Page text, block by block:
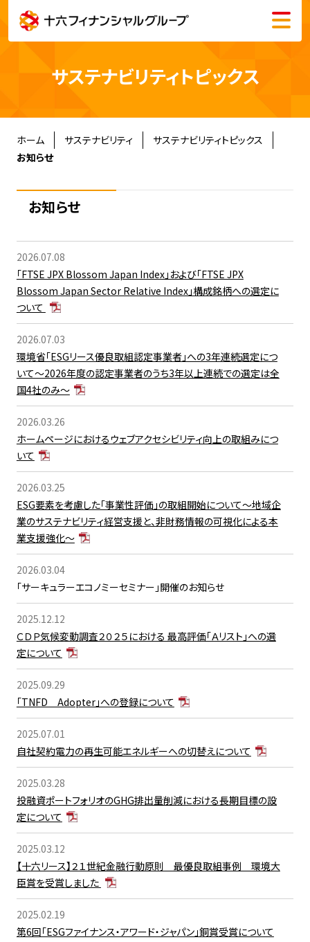
メニュー
会社情報
株主・投資家情報
サステナビリティ
サステナビリティトピックス
ホーム サステナビリティ
サステナビリティトピックス
お知らせ
お知らせ
2026.07.08
「FTSE JPX Blossom Japan Index」および「FTSE JPX
Blossom Japan Sector Relative Index」構成銘柄への選定に
ついて
2026.07.03
環境省「ESGリース優良取組認定事業者」への3年連続選定につ
いて～2026年度の認定事業者のうち3年以上連続での選定は全
国4社のみ～
2026.03.26
ホームページにおけるウェブアクセシビリティ向上の取組みにつ
いて
2026.03.25
ESG要素を考慮した「事業性評価」の取組開始について～地域企
業のサステナビリティ経営支援と、非財務情報の可視化による本
業支援強化～
2026.03.04
「サーキュラーエコノミーセミナー」開催のお知らせ
2025.12.12
ＣＤＰ気候変動調査２０２５における 最高評価「Ａリスト」への選
定について
2025.09.29
「TNFD Adopter」への登録について
2025.07.01
自社契約電力の再生可能エネルギーへの切替えについて
2025.03.28
投融資ポートフォリオのGHG排出量削減における長期目標の設
定について
2025.03.12
【十六リース】２１世紀金融行動原則 最優良取組事例 環境大
臣賞を受賞しました
2025.02.19
第6回「ESGファイナンス・アワード・ジャパン」銅賞受賞について